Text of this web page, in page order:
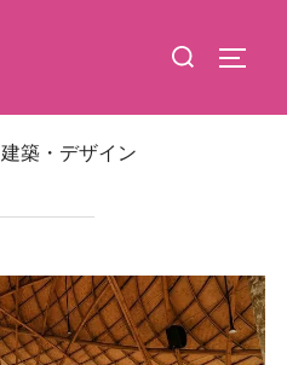
検
対
建築・デザイン